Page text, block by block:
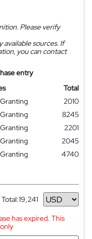
Please verify
sources. If
you can contact
entry
Total
2010
8245
2201
2045
4740
Total:19,241
Currency
has expired. This